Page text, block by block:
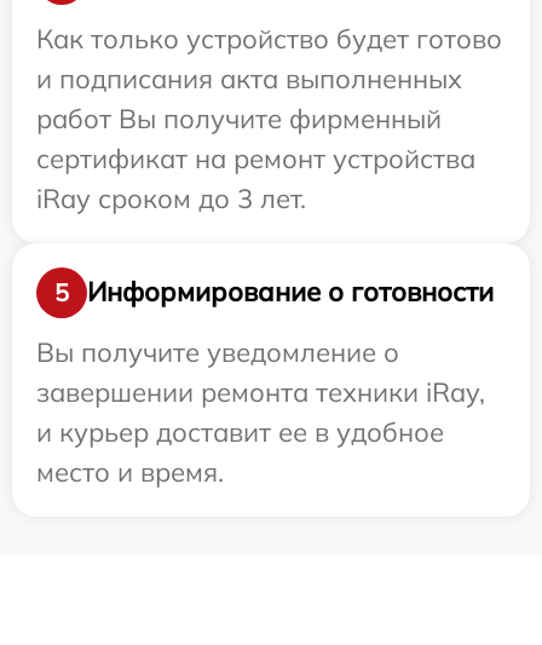
Как только устройство будет готово
и подписания акта выполненных
работ Вы получите фирменный
сертификат на ремонт устройства
iRay сроком до 3 лет.
5
Информирование о готовности
Вы получите уведомление о
завершении ремонта техники iRay,
и курьер доставит ее в удобное
место и время.